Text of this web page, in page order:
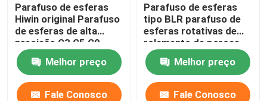
Parafuso de esferas
Hiwin original Parafuso
de esferas de alta
precisão C3 C5 C0
Parafuso de esferas
Melhor preço
Fale Conosco
Parafuso de esferas
tipo BLR parafuso de
esferas rotativas de
rolamento de porcas
de chumbo, parafuso
de esferas de precisão
e parafuso de esferas
de rolamento.
Melhor preço
Fale Conosco